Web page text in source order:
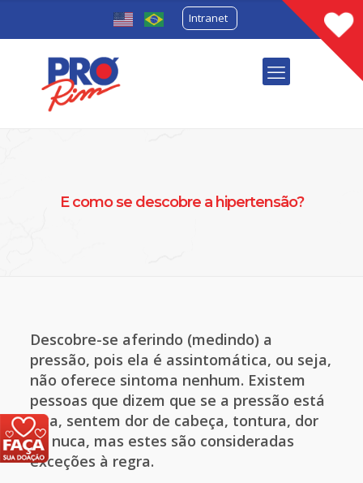
Intranet
E como se descobre a hipertensão?
Descobre-se aferindo (medindo) a
pressão, pois ela é assintomática, ou seja,
não oferece sintoma nenhum. Existem
pessoas que dizem que se a pressão está
alta, sentem dor de cabeça, tontura, dor
na nuca, mas estes são consideradas
exceções à regra.